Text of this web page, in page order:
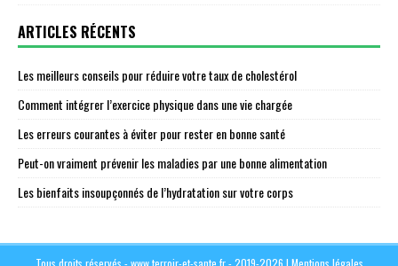
ARTICLES RÉCENTS
Les meilleurs conseils pour réduire votre taux de cholestérol
Comment intégrer l’exercice physique dans une vie chargée
Les erreurs courantes à éviter pour rester en bonne santé
Peut-on vraiment prévenir les maladies par une bonne alimentation
Les bienfaits insoupçonnés de l’hydratation sur votre corps
Tous droits réservés - www.terroir-et-sante.fr - 2019-2026 | Mentions légales